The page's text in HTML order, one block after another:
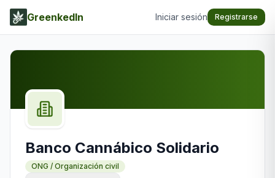
GreenkedIn Iniciar sesión Registrarse
Banco Cannábico Solidario
ONG / Organización civil